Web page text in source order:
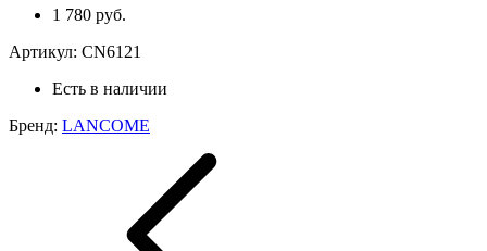
1 780 руб.
Артикул: CN6121
Есть в наличии
Бренд: LANCOME